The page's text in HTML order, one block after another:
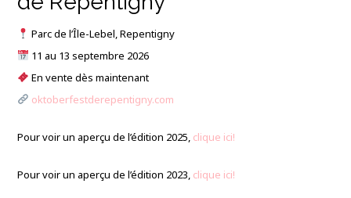
Parc de l’Île-Lebel, Repentigny
11 au 13 septembre 2026
En vente dès maintenant
oktoberfestderepentigny.com
Pour voir un aperçu de l’édition 2025, clique ici!
Pour voir un aperçu de l’édition 2023, clique ici!